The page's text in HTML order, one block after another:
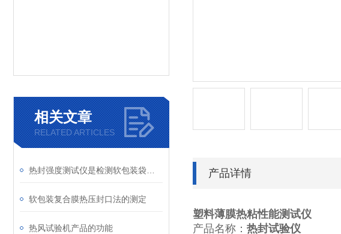
相关文章
RELATED ARTICLES
软包装复合膜热压封口法的测定
热风试验机产品的功能
产品详情
塑料薄膜热粘性能测试仪
产品名称： 热封试验仪